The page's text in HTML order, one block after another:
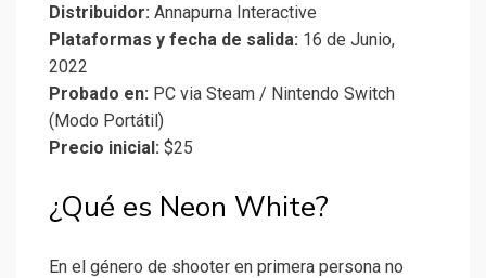
Distribuidor: Annapurna Interactive
Plataformas y fecha de salida: 16 de Junio,
2022
Probado en: PC via Steam / Nintendo Switch
(Modo Portátil)
Precio inicial: $25
¿Qué es Neon White?
En el género de shooter en primera persona no